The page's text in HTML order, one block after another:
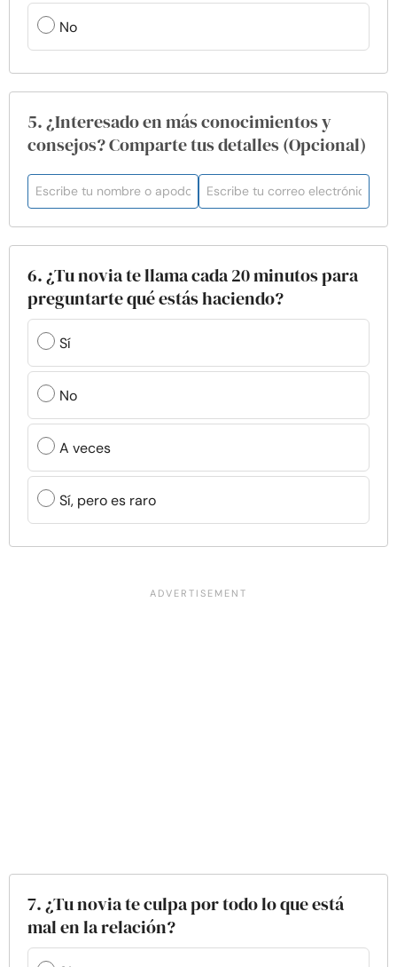
No
5. ¿Interesado en más conocimientos y
consejos? Comparte tus detalles (Opcional)
6. ¿Tu novia te llama cada 20 minutos para
preguntarte qué estás haciendo?
Sí
No
A veces
Sí, pero es raro
7. ¿Tu novia te culpa por todo lo que está
mal en la relación?